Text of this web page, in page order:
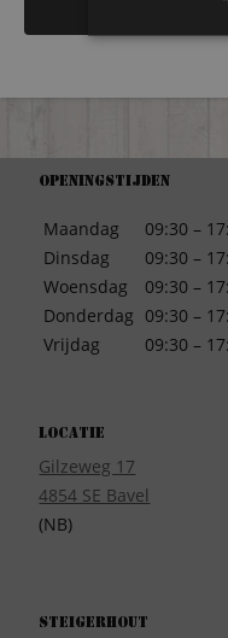
Openingstijden
Maandag
Dinsdag
Woensdag
Donderdag
Vrijdag
09:30 –
09:30 –
09:30 –
09:30 –
09:30 –
Locatie
Gilzeweg 17
4854 SE Bavel
(NB)
Steigerhout